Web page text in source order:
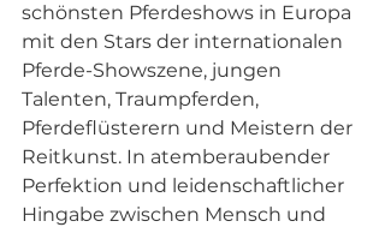
schönsten Pferdeshows in Europa
mit den Stars der internationalen
Pferde-Showszene, jungen
Talenten, Traumpferden,
Pferdeflüsterern und Meistern der
Reitkunst. In atemberaubender
Perfektion und leidenschaftlicher
Hingabe zwischen Mensch und